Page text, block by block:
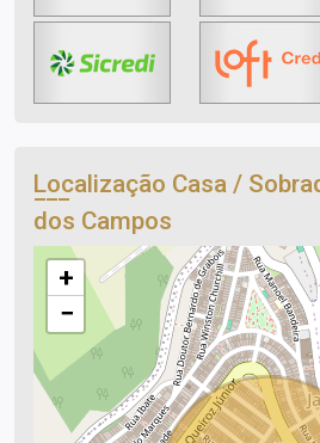
Localização Casa /
dos Campos
+
−